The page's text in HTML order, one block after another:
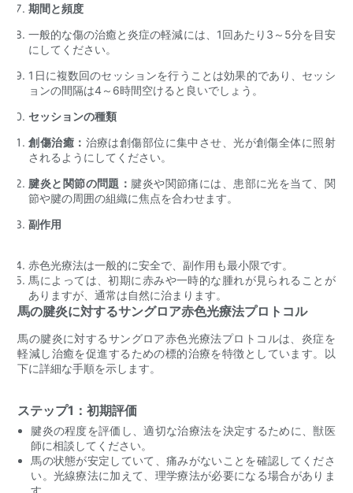
期間と頻度
一般的な傷の治癒と炎症の軽減には、1回あたり3～5分を目安
にしてください。
1日に複数回のセッションを行うことは効果的であり、セッシ
ョンの間隔は4～6時間空けると良いでしょう。
セッションの種類
創傷治癒： 治療は創傷部位に集中させ、光が創傷全体に照射
されるようにしてください。
腱炎と関節の問題： 腱炎や関節痛には、患部に光を当て、関
節や腱の周囲の組織に焦点を合わせます。
副作用
赤色光療法は一般的に安全で、副作用も最小限です。
馬によっては、初期に赤みや一時的な腫れが見られることが
ありますが、通常は自然に治まります。
馬の腱炎に対するサングロア赤色光療法プロトコル
馬の腱炎に対するサングロア赤色光療法プロトコルは、炎症を
軽減し治癒を促進するための標的治療を特徴としています。以
下に詳細な手順を示します。
ステップ1：初期評価
腱炎の程度を評価し、適切な治療法を決定するために、獣医
師に相談してください。
馬の状態が安定していて、痛みがないことを確認してくださ
い。光線療法に加えて、理学療法が必要になる場合がありま
す。